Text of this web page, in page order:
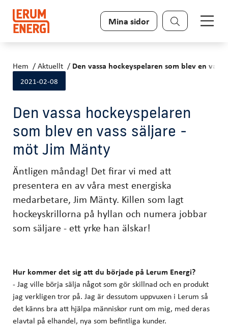
Sök
Mina sidor
Hem Aktuellt Den vassa hockeyspelaren som blev en
2021-02-08
Den vassa hockeyspelaren
som blev en vass säljare -
möt Jim Mänty
Äntligen måndag! Det firar vi med att
presentera en av våra mest energiska
medarbetare, Jim Mänty. Killen som lagt
hockeyskrillorna på hyllan och numera jobbar
som säljare - ett yrke han älskar!
Hur kommer det sig att du började på Lerum Energi?
- Jag ville börja sälja något som gör skillnad och en produkt
jag verkligen tror på. Jag är dessutom uppvuxen i Lerum så
det känns bra att hjälpa människor runt om mig, med deras
elavtal på elhandel, nya som befintliga kunder.